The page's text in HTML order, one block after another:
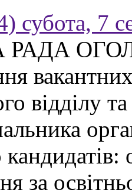
субота, 7
РАДА
відділу
за